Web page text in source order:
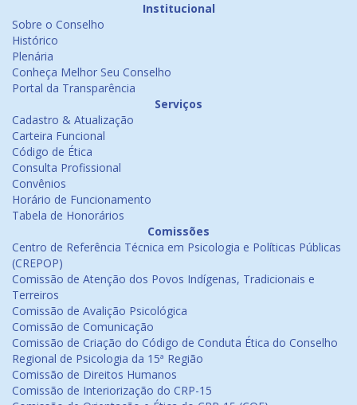
Institucional
Sobre o Conselho
Histórico
Plenária
Conheça Melhor Seu Conselho
Portal da Transparência
Serviços
Cadastro & Atualização
Carteira Funcional
Código de Ética
Consulta Profissional
Convênios
Horário de Funcionamento
Tabela de Honorários
Comissões
Centro de Referência Técnica em Psicologia e Políticas Públicas
(CREPOP)
Comissão de Atenção dos Povos Indígenas, Tradicionais e
Terreiros
Comissão de Avalição Psicológica
Comissão de Comunicação
Comissão de Criação do Código de Conduta Ética do Conselho
Regional de Psicologia da 15ª Região
Comissão de Direitos Humanos
Comissão de Interiorização do CRP-15